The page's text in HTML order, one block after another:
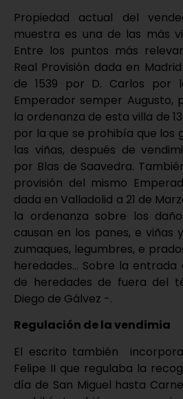
Propiedad actual del
muestra es una de las más
Entre los puntos más
Real Provisión dada en
de 1539 por D. Carlos por
Emperador semper Augusto,
la ordenanza de esta villa de
por la que se prohibía que los
las viñas, después de
por Blas de Saavedra.
provisión del mismo
dada en Valladolid a 21 de
la ordenanza sobre los
causan en los panes, e viñas
zumaques, legumbres, e
heredades… Sobre la entrada
de heredades de fuera del
Diego de Gálvez -.
Regulación de la vendimia
El escrito también
Felipe II que regulaba la
día de San Miguel hasta